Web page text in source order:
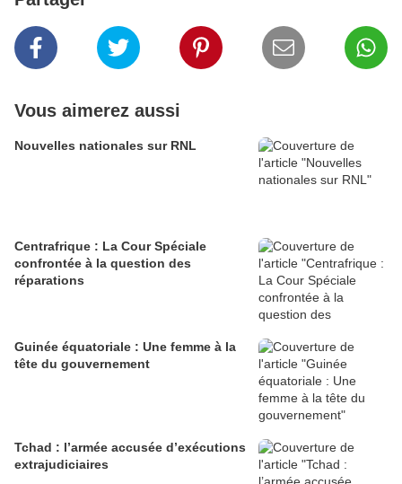
Vous aimerez aussi
Nouvelles nationales sur RNL
Centrafrique : La Cour Spéciale
confrontée à la question des
réparations
Guinée équatoriale : Une femme à la
tête du gouvernement
Tchad : l’armée accusée d’exécutions
extrajudiciaires